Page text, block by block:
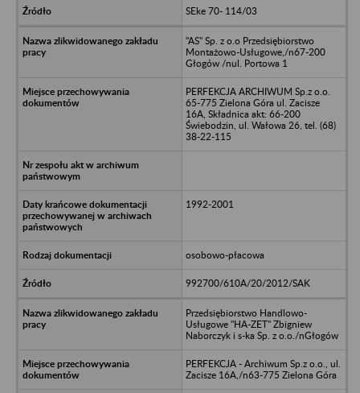
SEke 70- 114/03
"AS" Sp. z o.o Przedsiębiorstwo
Montażowo-Usługowe,/n67-200
Głogów /nul. Portowa 1
PERFEKCJA ARCHIWUM Sp.z o.o.
65-775 Zielona Góra ul. Zacisze
16A, Składnica akt: 66-200
Świebodzin, ul. Wałowa 26, tel. (68)
38-22-115
1992-2001
osobowo-płacowa
992700/610A/20/2012/SAK
Przedsiębiorstwo Handlowo-
Usługowe "HA-ZET" Zbigniew
Naborczyk i s-ka Sp. z o.o./nGłogów
PERFEKCJA - Archiwum Sp.z o.o., ul.
Zacisze 16A,/n63-775 Zielona Góra